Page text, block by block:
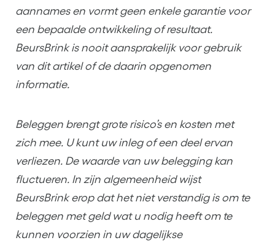
aannames en vormt geen enkele garantie voor
een bepaalde ontwikkeling of resultaat.
BeursBrink is nooit aansprakelijk voor gebruik
van dit artikel of de daarin opgenomen
informatie.
Beleggen brengt grote risico’s en kosten met
zich mee. U kunt uw inleg of een deel ervan
verliezen. De waarde van uw belegging kan
fluctueren. In zijn algemeenheid wijst
BeursBrink erop dat het niet verstandig is om te
beleggen met geld wat u nodig heeft om te
kunnen voorzien in uw dagelijkse